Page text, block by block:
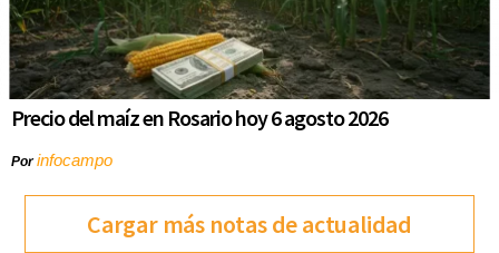
Precio del maíz en Rosario hoy 6 agosto 2026
Porinfocampo
Cargar más notas de actualidad